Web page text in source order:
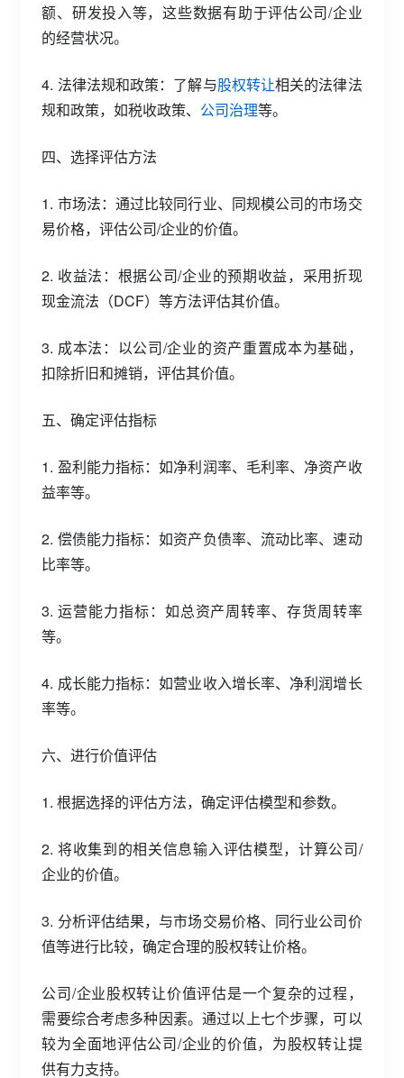
额、研发投入等，这些数据有助于评估公司/企业
的经营状况。
4. 法律法规和政策：了解与股权转让相关的法律法
规和政策，如税收政策、 公司治理等。
四、选择评估方法
1. 市场法：通过比较同行业、同规模公司的市场交
易价格，评估公司/企业的价值。
2. 收益法：根据公司/企业的预期收益，采用折现
现金流法（DCF）等方法评估其价值。
3. 成本法：以公司/企业的资产重置成本为基础，
扣除折旧和摊销，评估其价值。
五、确定评估指标
1. 盈利能力指标：如净利润率、毛利率、净资产收
益率等。
2. 偿债能力指标：如资产负债率、流动比率、速动
比率等。
3. 运营能力指标：如总资产周转率、存货周转率
等。
4. 成长能力指标：如营业收入增长率、净利润增长
率等。
六、进行价值评估
1. 根据选择的评估方法，确定评估模型和参数。
2. 将收集到的相关信息输入评估模型，计算公司/
企业的价值。
3. 分析评估结果，与市场交易价格、同行业公司价
值等进行比较，确定合理的股权转让价格。
公司/企业股权转让价值评估是一个复杂的过程，
需要综合考虑多种因素。通过以上七个步骤，可以
较为全面地评估公司/企业的价值，为股权转让提
供有力支持。